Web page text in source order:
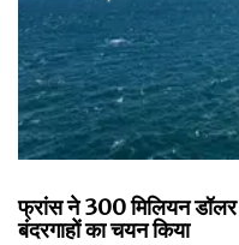
फ्रांस ने 300 मिलियन डॉलर
बंदरगाहों का चयन किया